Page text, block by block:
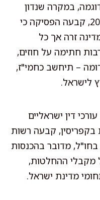
במקרה שנדון
בבית המשפט המחוזי בשנת 2015, קבעה הפסיקה כי
זרה אך כל
חתימה על חוזים,
– תיחשב כחמי"ז,
לישראל.
דין ישראליים
קבעה רשות
מדובר בהכנסות
מקבלי ההחלטות,
מדינת ישראל.